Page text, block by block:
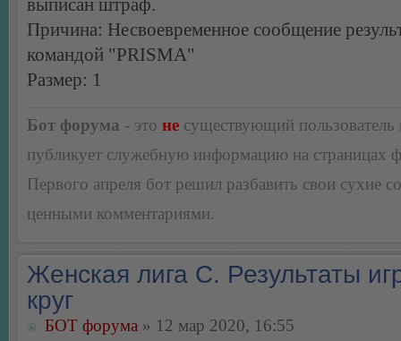
Причина: Несвоевременное сообщение
командой "PRISMA"
Размер: 1
Бот форума - это не существующий пользователь
публикует служебную информацию на страницах
Первого апреля бот решил разбавить свои сухие
ценными комментариями.
Женская лига С. Результаты
круг
БОТ форума » 12 мар 2020, 16:55